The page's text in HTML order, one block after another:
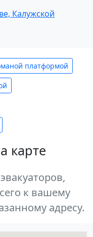
Калужской
платформой
карте
к вашему
адресу.